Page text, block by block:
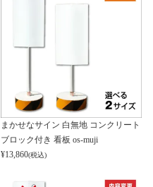
まかせなサイン 白無地 コンクリート
ブロック付き 看板 os-muji
¥13,860(税込)